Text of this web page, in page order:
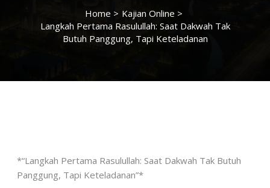
Home
Kajian Online
Langkah Pertama Rasulullah: Saat Dakwah Tak
Butuh Panggung, Tapi Keteladanan
*“Langkah Pertama Rasulullah: Saat Dakwah Tak Butuh
Panggung, Tapi Keteladanan”*